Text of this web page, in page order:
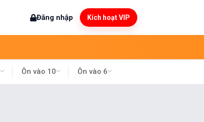
Đăng nhập Kích hoạt VIP
Ôn vào 10 Ôn vào 6